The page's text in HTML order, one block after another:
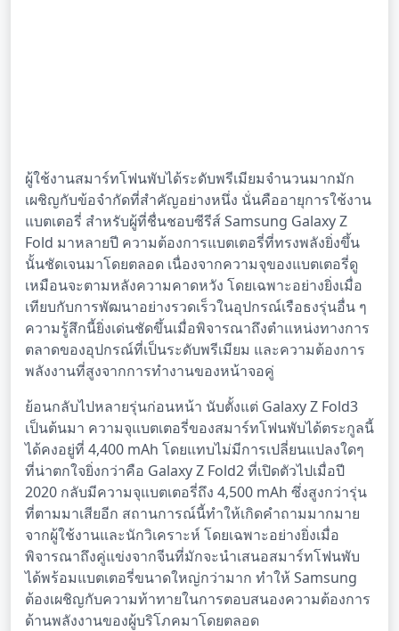
ผู้ใช้งานสมาร์ทโฟนพับได้ระดับพรีเมียมจำนวนมากมัก
เผชิญกับข้อจำกัดที่สำคัญอย่างหนึ่ง นั่นคืออายุการใช้งาน
แบตเตอรี่ สำหรับผู้ที่ชื่นชอบซีรีส์ Samsung Galaxy Z
Fold มาหลายปี ความต้องการแบตเตอรี่ที่ทรงพลังยิ่งขึ้น
นั้นชัดเจนมาโดยตลอด เนื่องจากความจุของแบตเตอรี่ดู
เหมือนจะตามหลังความคาดหวัง โดยเฉพาะอย่างยิ่งเมื่อ
เทียบกับการพัฒนาอย่างรวดเร็วในอุปกรณ์เรือธงรุ่นอื่น ๆ
ความรู้สึกนี้ยิ่งเด่นชัดขึ้นเมื่อพิจารณาถึงตำแหน่งทางการ
ตลาดของอุปกรณ์ที่เป็นระดับพรีเมียม และความต้องการ
พลังงานที่สูงจากการทำงานของหน้าจอคู่
ย้อนกลับไปหลายรุ่นก่อนหน้า นับตั้งแต่ Galaxy Z Fold3
เป็นต้นมา ความจุแบตเตอรี่ของสมาร์ทโฟนพับได้ตระกูลนี้
ได้คงอยู่ที่ 4,400 mAh โดยแทบไม่มีการเปลี่ยนแปลงใดๆ
ที่น่าตกใจยิ่งกว่าคือ Galaxy Z Fold2 ที่เปิดตัวไปเมื่อปี
2020 กลับมีความจุแบตเตอรี่ถึง 4,500 mAh ซึ่งสูงกว่ารุ่น
ที่ตามมาเสียอีก สถานการณ์นี้ทำให้เกิดคำถามมากมาย
จากผู้ใช้งานและนักวิเคราะห์ โดยเฉพาะอย่างยิ่งเมื่อ
พิจารณาถึงคู่แข่งจากจีนที่มักจะนำเสนอสมาร์ทโฟนพับ
ได้พร้อมแบตเตอรี่ขนาดใหญ่กว่ามาก ทำให้ Samsung
ต้องเผชิญกับความท้าทายในการตอบสนองความต้องการ
ด้านพลังงานของผู้บริโภคมาโดยตลอด